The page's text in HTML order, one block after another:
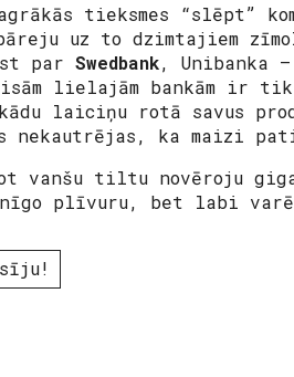
agrākās tieksmes “slēpt”
uz to dzimtajiem
par Swedbank, Unibanka –
lielajām bankām ir
laiciņu rotā savus
nekautrējas, ka maizi
vanšu tiltu novēroju
plīvuru, bet labi